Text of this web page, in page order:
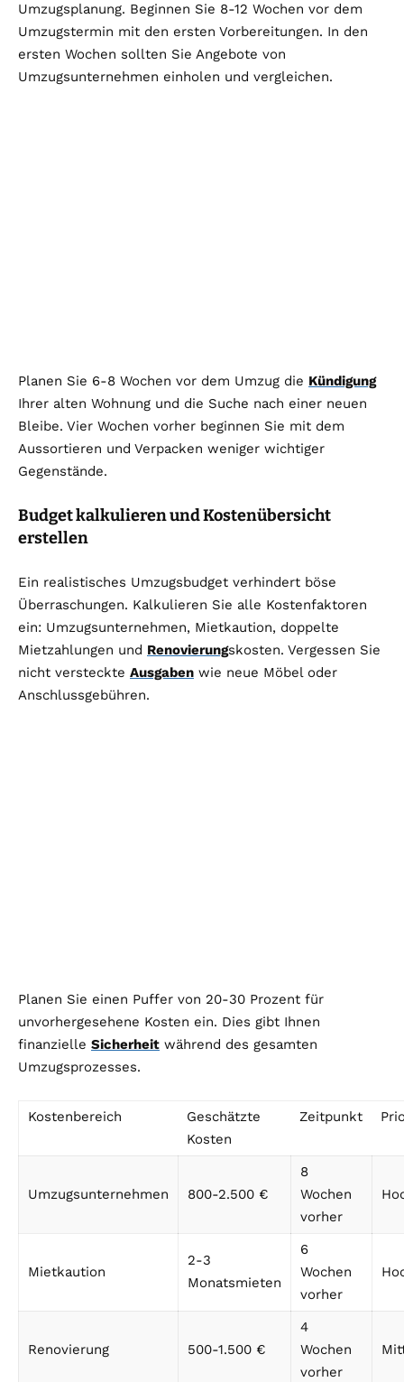
Umzugsplanung. Beginnen Sie 8-12 Wochen vor dem
Umzugstermin mit den ersten Vorbereitungen. In den
ersten Wochen sollten Sie Angebote von
Umzugsunternehmen einholen und vergleichen.
Planen Sie 6-8 Wochen vor dem Umzug die Kündigung
Ihrer alten Wohnung und die Suche nach einer neuen
Bleibe. Vier Wochen vorher beginnen Sie mit dem
Aussortieren und Verpacken weniger wichtiger
Gegenstände.
Budget kalkulieren und Kostenübersicht
erstellen
Ein realistisches Umzugsbudget verhindert böse
Überraschungen. Kalkulieren Sie alle Kostenfaktoren
ein: Umzugsunternehmen, Mietkaution, doppelte
Mietzahlungen und Renovierungskosten. Vergessen Sie
nicht versteckte Ausgaben wie neue Möbel oder
Anschlussgebühren.
Planen Sie einen Puffer von 20-30 Prozent für
unvorhergesehene Kosten ein. Dies gibt Ihnen
finanzielle Sicherheit während des gesamten
Umzugsprozesses.
Kostenbereich
Geschätzte
Kosten
Zeitpunkt
Umzugsunternehmen 800-2.500 €
8
Wochen
vorher
Mietkaution
2-3
Monatsmieten
6
Wochen
vorher
Renovierung 500-1.500 €
4
Wochen
vorher